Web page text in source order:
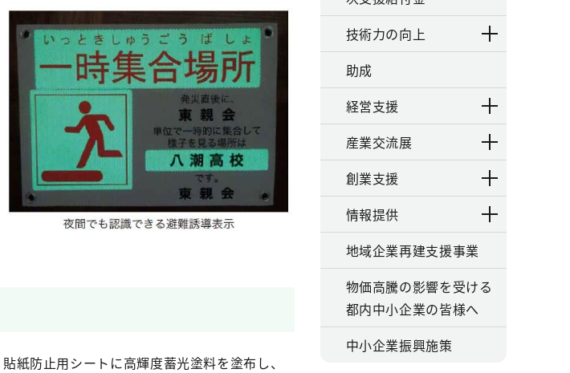
紙防止用シートに高輝度蓄光塗料を塗布し、
技術力の向上
助成
経営支援
産業交流展
創業支援
情報提供
地域企業再建支援事業
物価高騰の影響を受ける
都内中小企業の皆様へ
中小企業振興施策